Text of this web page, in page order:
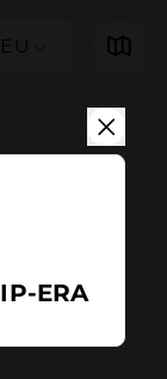
EU
ERA